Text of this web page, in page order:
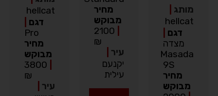
מותג|
hellcat
דגם|
מצדה
Masada
9S
מחיר
מבוקש
מחיר
מבוקש
2100
₪
עיר|
יקנעם
עילית
hellcat
דגם|
Pro
מחיר
מבוקש
3800
₪
עיר|